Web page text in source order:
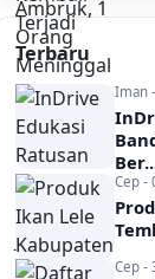
Terbaru
Iman
Cep -
Cep -